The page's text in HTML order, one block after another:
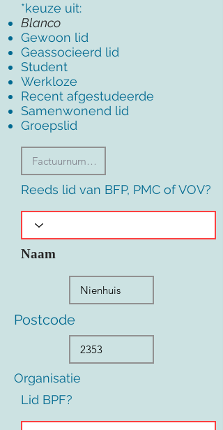
*keuze uit:
Blanco
Gewoon lid
Geassocieerd lid
Student
Werkloze
Recent afgestudeerde
Samenwonend lid
Groepslid
Reeds lid van BFP, PMC of VOV?
Naam
Postcode
Organisatie
Lid BPF?